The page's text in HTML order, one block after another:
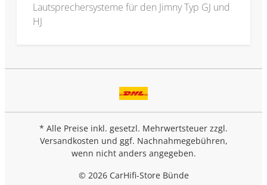
Lautsprechersysteme für den Jimny Typ GJ und
HJ
* Alle Preise inkl. gesetzl. Mehrwertsteuer zzgl.
Versandkosten und ggf. Nachnahmegebühren,
wenn nicht anders angegeben.
© 2026 CarHifi-Store Bünde